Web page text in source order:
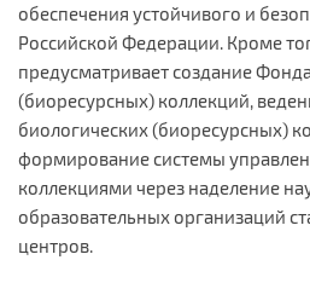
обеспечения устойчивого и
Российской Федерации. Кроме
предусматривает создание
(биоресурсных) коллекций,
биологических (биоресурсных)
формирование системы
коллекциями через наделение
образовательных организаций
центров.